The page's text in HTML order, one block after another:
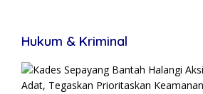
Hukum & Kriminal